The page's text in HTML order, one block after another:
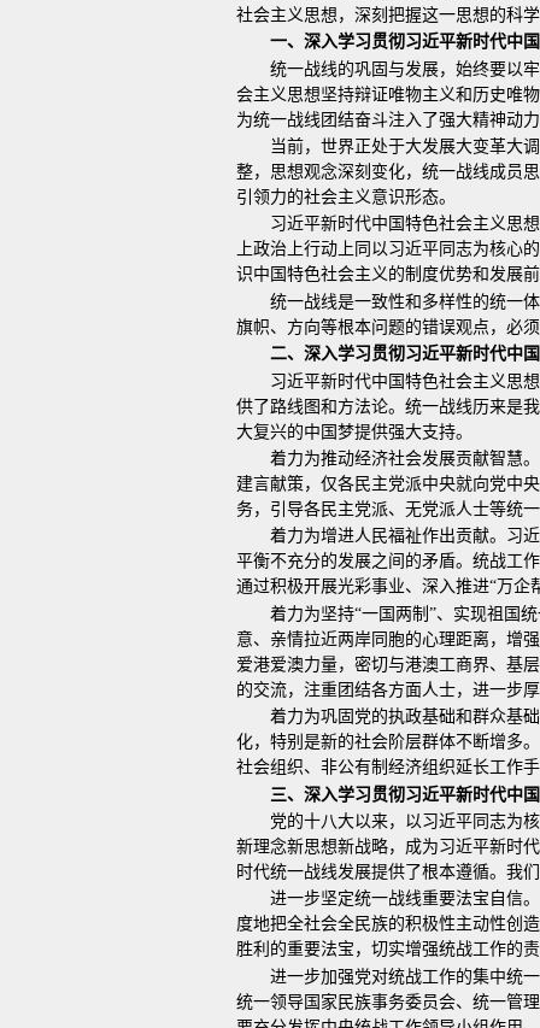
社会主义思想，深刻把握这一思想的科
一、深入学习贯彻习近平新时代中
统一战线的巩固与发展，始终要以
会主义思想坚持辩证唯物主义和历史唯
为统一战线团结奋斗注入了强大精神动
当前，世界正处于大发展大变革大
整，思想观念深刻变化，统一战线成员
引领力的社会主义意识形态。
习近平新时代中国特色社会主义思
上政治上行动上同以习近平同志为核心
识中国特色社会主义的制度优势和发展
统一战线是一致性和多样性的统一
旗帜、方向等根本问题的错误观点，必
二、深入学习贯彻习近平新时代中
习近平新时代中国特色社会主义思
供了路线图和方法论。统一战线历来是
大复兴的中国梦提供强大支持。
着力为推动经济社会发展贡献智慧
建言献策，仅各民主党派中央就向党中
务，引导各民主党派、无党派人士等统
着力为增进人民福祉作出贡献。习
平衡不充分的发展之间的矛盾。统战工
通过积极开展光彩事业、深入推进“万
着力为坚持“一国两制”、实现祖国
意、亲情拉近两岸同胞的心理距离，增
爱港爱澳力量，密切与港澳工商界、基
的交流，注重团结各方面人士，进一步
着力为巩固党的执政基础和群众基
化，特别是新的社会阶层群体不断增多
社会组织、非公有制经济组织延长工作
三、深入学习贯彻习近平新时代中
党的十八大以来，以习近平同志为
新理念新思想新战略，成为习近平新时
时代统一战线发展提供了根本遵循。我
进一步坚定统一战线重要法宝自信
度地把全社会全民族的积极性主动性创
胜利的重要法宝，切实增强统战工作的
进一步加强党对统战工作的集中统
统一领导国家民族事务委员会、统一管